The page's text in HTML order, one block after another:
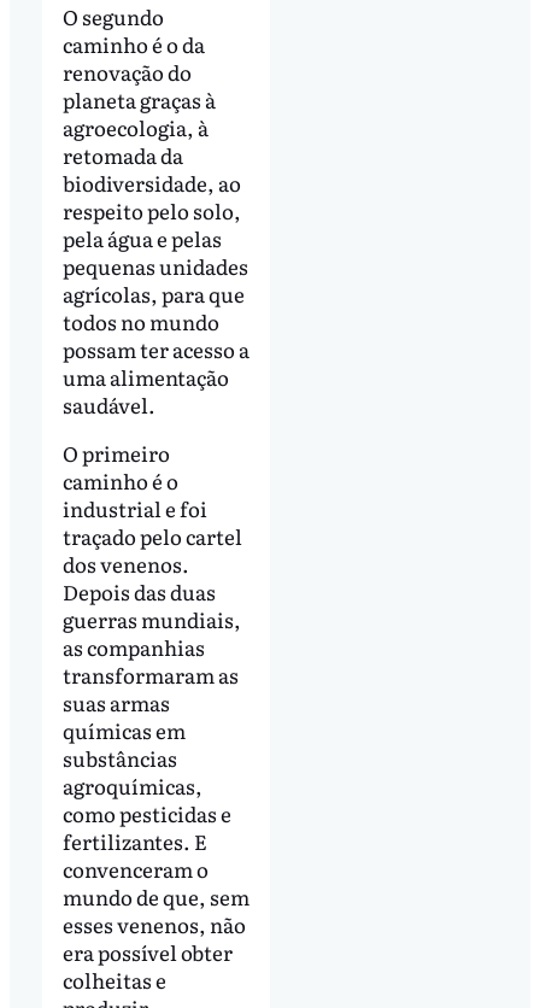
O segundo
caminho é o da
renovação do
planeta graças à
agroecologia, à
retomada da
biodiversidade, ao
respeito pelo solo,
pela água e pelas
pequenas unidades
agrícolas, para que
todos no mundo
possam ter acesso a
uma alimentação
saudável.
O primeiro
caminho é o
industrial e foi
traçado pelo cartel
dos venenos.
Depois das duas
guerras mundiais,
as companhias
transformaram as
suas armas
químicas em
substâncias
agroquímicas,
como pesticidas e
fertilizantes. E
convenceram o
mundo de que, sem
esses venenos, não
era possível obter
colheitas e